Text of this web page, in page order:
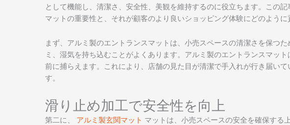
として機能し、清潔さ、安全性、美観を維持するのに役立ちます。この
マットの重要性と、それが顧客のより良いショッピング体験にどのように
まず、アルミ製のエントランスマットは、小売スペースの清潔さを保つ
ミ、湿気を持ち込むことがよくあります。アルミ製のエントランスマッ
前に捕らえます。これにより、店舗の見た目が清潔で手入れが行き届い
す。
滑り止め加工で安全性を向上
第二に、 アルミ製玄関マット マットは、小売スペースの安全を確保する